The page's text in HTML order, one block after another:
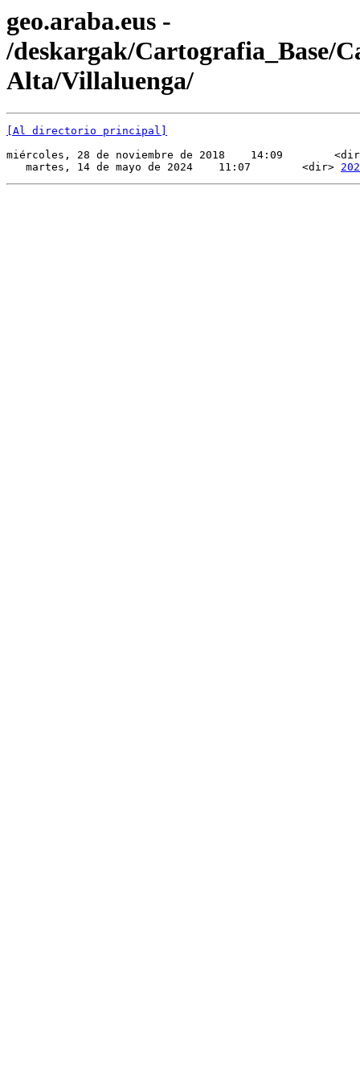
geo.araba.eus -
/deskargak/Cartografia_Base/
Alta/Villaluenga/
[Al directorio principal]
miércoles, 28 de noviembre de 2018    14:09
   martes, 14 de mayo de 2024    11:07        <dir>